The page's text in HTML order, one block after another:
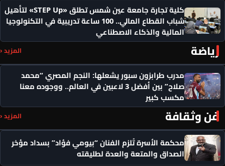
كلية تجارة جامعة عين شمس تطلق «STEP Up» لتأهيل
شباب القطاع المالي.. 100 ساعة تدريبية في التكنولوجيا
المالية والذكاء الاصطناعي
رياضة المزيد ‹
مدرب طرابزون سبور يشعلها: النجم المصري “محمد
صلاح” بين أفضل 3 لاعبين في العالم.. ووجوده معنا
مكسب كبير
فن وثقافة المزيد ‹
محكمة الأسرة تُلزم الفنان “بيومي فؤاد” بسداد مؤخر
الصداق والمتعة والعدة لطليقته